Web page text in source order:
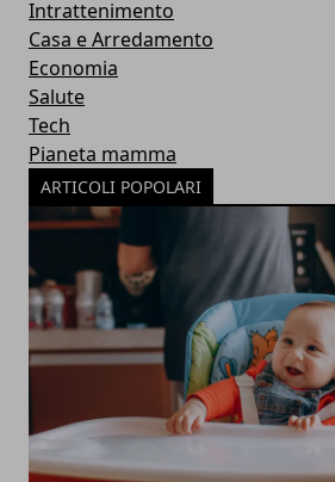
Intrattenimento
Casa e Arredamento
Economia
Salute
Tech
Pianeta mamma
ARTICOLI POPOLARI